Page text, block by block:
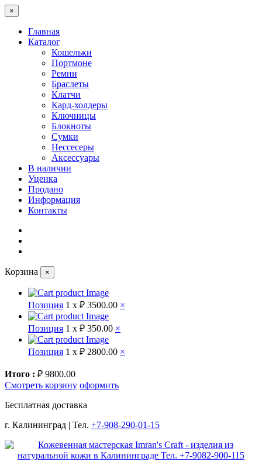
×
Главная
Каталог
Кошельки
Портмоне
Ремни
Браслеты
Клатчи
Кард-холдеры
Ключницы
Блокноты
Сумки
Нессесеры
Аксессуары
В наличии
Уценка
Продано
Информация
Контакты
Корзина ×
Позиция 1 x ₽ 3500.00 ×
Позиция 1 x ₽ 350.00 ×
Позиция 1 x ₽ 2800.00 ×
Итого : ₽ 9800.00
Смотреть корзину оформить
Бесплатная доставка
г. Калининград | Тел. +7-908-290-01-15